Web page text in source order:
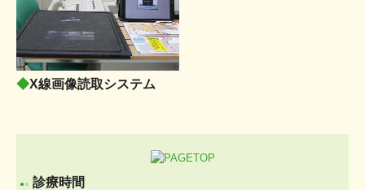
◆X線画像読取システム
●● 診療時間